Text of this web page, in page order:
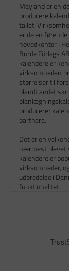
Mayland er en
producere
tallet.
er de en
hovedkontor i
Burde Förlags
kalendere er
virksomheden
størrelser til
blandt andet
producerer
partnere.
Det er en
nærmest blevet
kalendere er
virksomheder,
udbredelse i
funktionalitet.